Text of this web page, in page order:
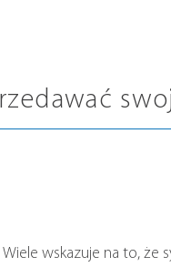
Wiele wskazuje na to, że